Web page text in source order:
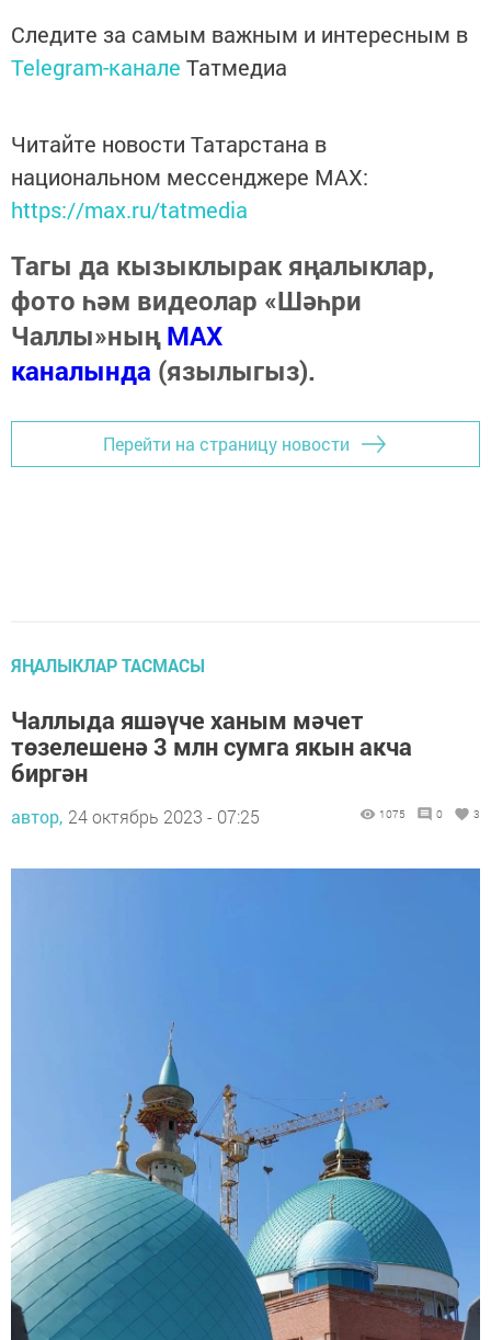
Следите за самым важным и интересным в
Telegram-канале Татмедиа
Читайте новости Татарстана в
национальном мессенджере MАХ:
https://max.ru/tatmedia
Тагы да кызыклырак яңалыклар,
фото һәм видеолар «Шәһри
Чаллы»ныңMAX
каналында (язылыгыз).
Перейти на страницу новости
ЯҢАЛЫКЛАР ТАСМАСЫ
Чаллыда яшәүче ханым мәчет
төзелешенә 3 млн сумга якын акча
биргән
автор, 24 октябрь 2023 - 07:25 1075 0 3